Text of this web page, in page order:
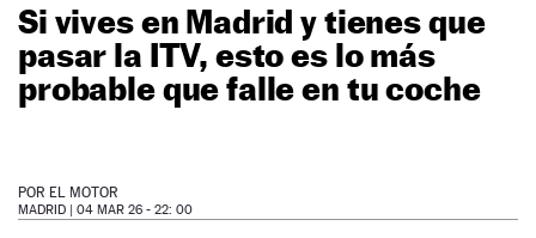
MOTOS
TECNOLOGÍA
SUPERCOCHES
MOTORTV
NEWSLETTER
Si vives en Madrid y tienes que
pasar la ITV, esto es lo más
probable que falle en tu coche
POR EL MOTOR
MADRID | 04 MAR 26 - 22: 00